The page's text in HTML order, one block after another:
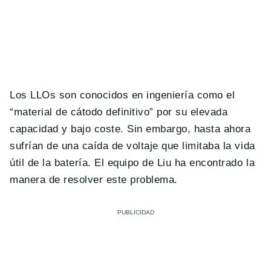
Los LLOs son conocidos en ingeniería como el
“material de cátodo definitivo” por su elevada
capacidad y bajo coste. Sin embargo, hasta ahora
sufrían de una caída de voltaje que limitaba la vida
útil de la batería. El equipo de Liu ha encontrado la
manera de resolver este problema.